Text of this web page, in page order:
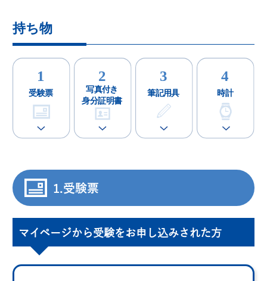
持ち物
1.受験票
マイページから受験をお申し込みされた方